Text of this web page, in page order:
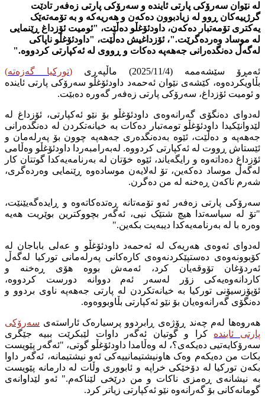
لە نێوان سەرۆکی پارتی ئایندە و سەرۆکی پارتی زەفەر تادێت
گرژییەکان ڕوو لە زیادبوون دەکەن و هەریەکە و بە تۆمەتەێک
یەکتری تۆمەتبار دەکەن، داودئۆغڵو دەڵێت، "ئومیت ئۆزداغ ڕێنمایی
لە موساد وەردەگرێت."، ئۆزداغیش دەڵێت، "داودئۆغڵو ناپاکی
لەگەڵ دەنگدەرانی جەهەپە دەکات و ڕووی لە ئەکپارتی کردووە."
ئەمڕۆ سێشەممە (2025/11/4) ماڵپەڕی (تورکیا گەزەتە)
بڵاویکردەوە، کێشەی نێوان ئەحمەد داودئۆغڵو سەرۆکی پارتی ئایندە
و ئومیت ئۆزداغ، سەرۆکی پارتی زەفەر گەورە دەبێت.
لەدوای دەنگۆی گەرانەوەی داودئۆغڵو بۆ نێو ئەکپارتی، ئۆزداغ لە
لێدوانێکیدا داودئۆغڵو تومەتبار دەکات بە خیانەتکردن لە دەنگدەرانی
جەهەپە و دەڵێت، ئێوە بەدەنگدەری جەهەپە چوون بۆ پەرلەمان و
ئێستاش ڕووت لە ئەکپارتی کردووە. لەبەرامبەردا داودئۆغڵو وەڵامی
ئۆزداغ دەداتەوە و رایگەیاند، ئێوە خۆتان لە بەرنامەیەکدا گوتتان کار
لەگەڵ موساد دەکەین، تۆ لەلایەن موسادەوە ڕێنمایی وەردەگری،
شەرم ناکەن ڕەخنە لە من دەگرن.
سەرۆکی پارتی زەفەر ئەو تۆمەتانە ڕەتدەکاتەوە و ڕایدەگەیێنێت،
"تۆ لە سیاسەتدا هیچ شتێک نیی، ئەگەر بچووکترین بوێریت هەیە
وەرە با لە بەرنامەیەکدا دیبەیت بکەین."
لەدوای ئەوەی هەریەک لە ئەحمەد داودئۆغڵو و عەلی باباجان لە
کۆبوونەوەی دەستپێکردنەوەی کارەکانی پەرلەمانی تورکیا لەگەڵ
ئەردۆغان تۆوقەیان کرد، ئەمەش بووە هۆی ڕەخنە و
کاردانەوەیەکی زۆر لەسەر ئەم دووانە دورست کردووە،
ئۆپۆزسیۆنی تورکیا بە خیانەتکردن لە پارتی جەهەپە ناوی بردوو و
دەنگۆی گەرانەوەیان بۆ نێو ئەکپارتی بڵاوبووەوە.
هەروەها لەم چەند ڕۆژەی ڕابردوو پرسیارەک ئاراستەی سەرۆکی
پارتی ئایندە
کرا و گوتیان ئەگەر داوات لێبکرێت ببیە جێگری
سەرۆکایەتیی دەیکەی؟، لە وەڵامدا داودئۆغڵو گوتی، "ئەگەر پێویست
بکات من دەیکەم وەک هاونیشتیمانییەکی ئەو نیشتیمانە، ئەگەر داوا
بکەن تورکیا لە دۆخێکی خراپە و ئابووری وڵات لە دارمانە پێویست
بە نیشانەی ڕەمزی ناکات و من درێخی لێناکەم." ئەو لێداوانەی
گومانەکانی بۆ گەرانەوە نێو ئەکپارتی زیاتر کرد.